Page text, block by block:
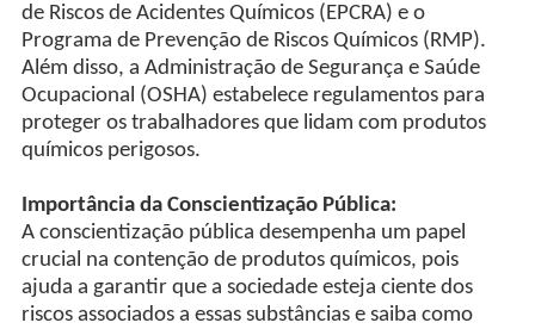
de Riscos de Acidentes Químicos (EPCRA) e o
Programa de Prevenção de Riscos Químicos (RMP).
Além disso, a Administração de Segurança e Saúde
Ocupacional (OSHA) estabelece regulamentos para
proteger os trabalhadores que lidam com produtos
químicos perigosos.
Importância da Conscientização Pública:
A conscientização pública desempenha um papel
crucial na contenção de produtos químicos, pois
ajuda a garantir que a sociedade esteja ciente dos
riscos associados a essas substâncias e saiba como